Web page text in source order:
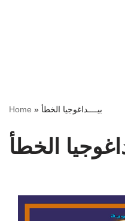
Home » بيــــداغوجيا الخطأ
الخطأ